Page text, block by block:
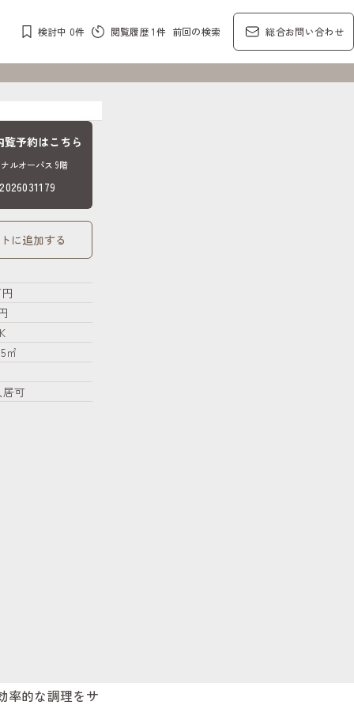
検討中 0件 閲覧履歴1件 前回の検索 総合お問い合わせ
予約はこちら
ルオーパス 9階
に追加する
㎡
可
率的な調理をサ